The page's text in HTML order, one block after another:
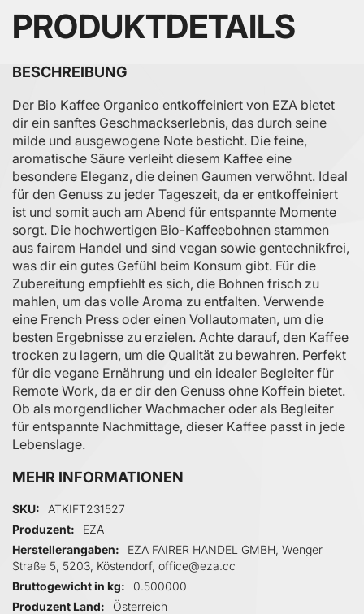
PRODUKTDETAILS
BESCHREIBUNG
Der Bio Kaffee Organico entkoffeiniert von EZA bietet
dir ein sanftes Geschmackserlebnis, das durch seine
milde und ausgewogene Note besticht. Die feine,
aromatische Säure verleiht diesem Kaffee eine
besondere Eleganz, die deinen Gaumen verwöhnt. Ideal
für den Genuss zu jeder Tageszeit, da er entkoffeiniert
ist und somit auch am Abend für entspannte Momente
sorgt. Die hochwertigen Bio-Kaffeebohnen stammen
aus fairem Handel und sind vegan sowie gentechnikfrei,
was dir ein gutes Gefühl beim Konsum gibt. Für die
Zubereitung empfiehlt es sich, die Bohnen frisch zu
mahlen, um das volle Aroma zu entfalten. Verwende
eine French Press oder einen Vollautomaten, um die
besten Ergebnisse zu erzielen. Achte darauf, den Kaffee
trocken zu lagern, um die Qualität zu bewahren. Perfekt
für die vegane Ernährung und ein idealer Begleiter für
Remote Work, da er dir den Genuss ohne Koffein bietet.
Ob als morgendlicher Wachmacher oder als Begleiter
für entspannte Nachmittage, dieser Kaffee passt in jede
Lebenslage.
MEHR INFORMATIONEN
Mehr Informationen
SKU
ATKIFT231527
Produzent
EZA
Herstellerangaben
EZA FAIRER HANDEL GMBH, Wenger
Straße 5, 5203, Köstendorf, office@eza.cc
Bruttogewicht in kg
0.500000
Produzent Land
Österreich